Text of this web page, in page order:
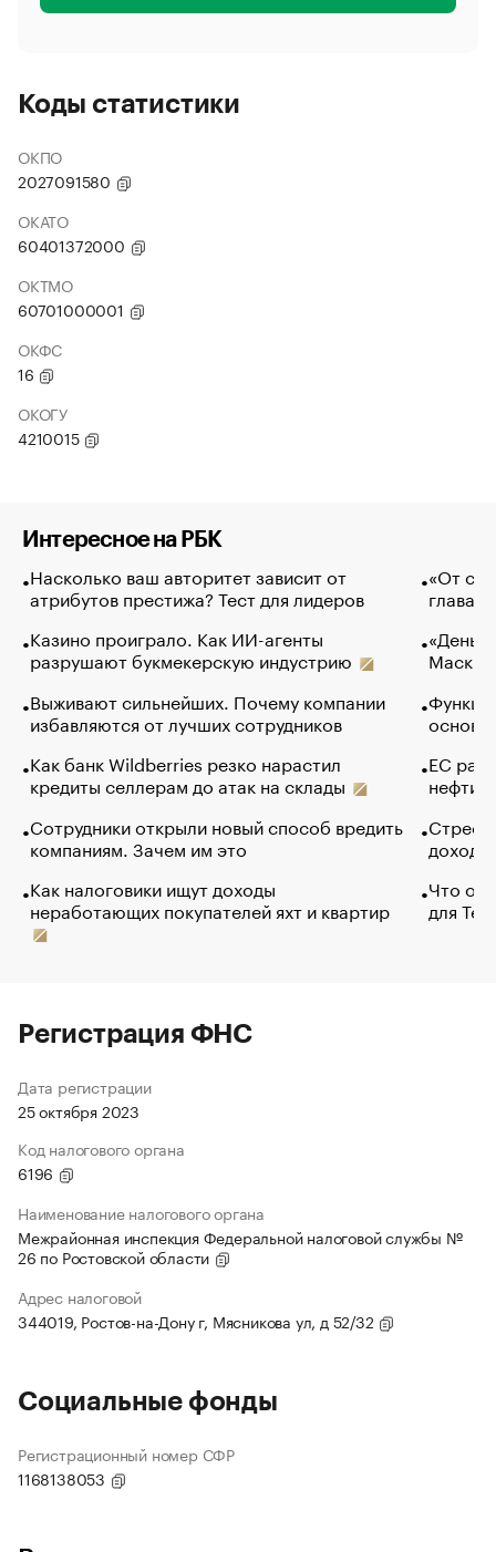
Коды статистики
ОКПО
2027091580
ОКАТО
60401372000
ОКТМО
60701000001
ОКФС
16
ОКОГУ
4210015
Интересное на РБК
Насколько ваш авторитет зависит от
атрибутов престижа? Тест для лидеров
Казино проиграло. Как ИИ-агенты
разрушают букмекерскую индустрию
Выживают сильнейших. Почему компании
избавляются от лучших сотрудников
Как банк Wildberries резко нарастил
кредиты селлерам до атак на склады
Сотрудники открыли новый способ вредить
компаниям. Зачем им это
Как налоговики ищут доходы
неработающих покупателей яхт и квартир
«От
глава
Маск в
основ
ЕС
нефти
Что
для
Регистрация ФНС
Дата регистрации
25 октября 2023
Код налогового органа
6196
Наименование налогового органа
Межрайонная инспекция Федеральной налоговой службы №
26 по Ростовской области
Адрес налоговой
344019, Ростов-на-Дону г, Мясникова ул, д 52/32
Социальные фонды
Регистрационный номер СФР
1168138053